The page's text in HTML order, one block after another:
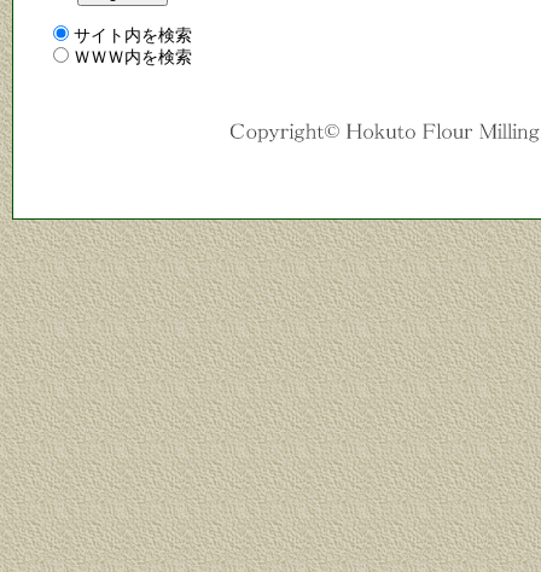
サイト内を検索
ＷＷＷ内を検索